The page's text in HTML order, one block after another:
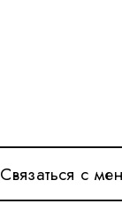
Связаться с